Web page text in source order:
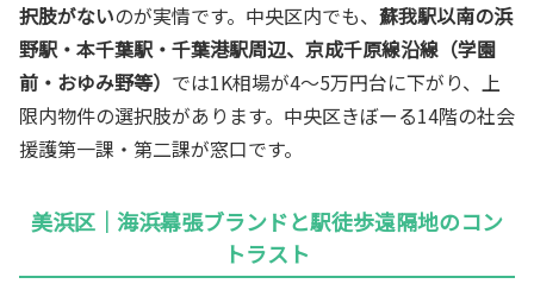
択肢がないのが実情です。中央区内でも、 蘇我駅以南の浜
野駅・本千葉駅・千葉港駅周辺、京成千原線沿線（学園
前・おゆみ野等） では1K相場が4〜5万円台に下がり、上
限内物件の選択肢があります。中央区きぼーる14階の社会
援護第一課・第二課が窓口です。
美浜区｜海浜幕張ブランドと駅徒歩遠隔地のコン
トラスト